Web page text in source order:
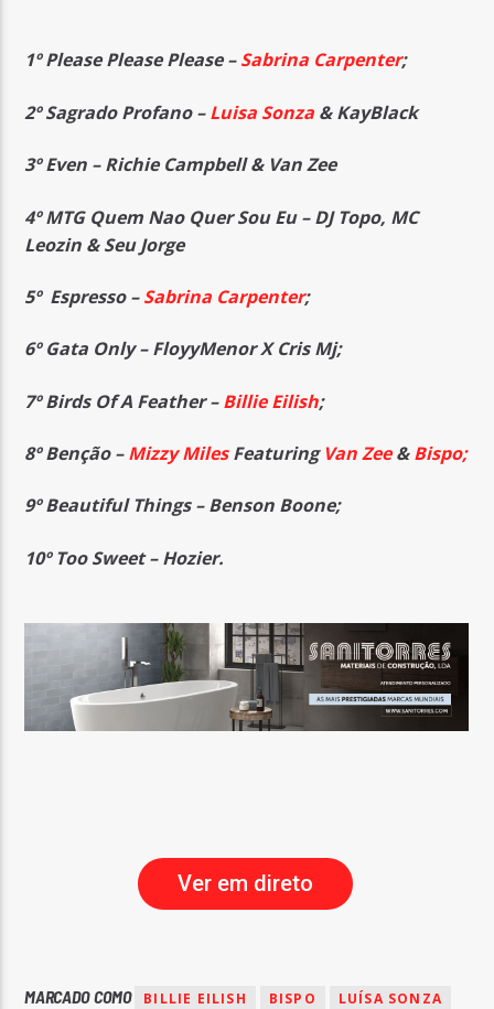
1º Please Please Please –Sabrina Carpenter;
2º Sagrado Profano –Luisa Sonza & KayBlack
3º Even –Richie Campbell & Van Zee
4º MTG Quem Nao Quer Sou Eu –DJ Topo, MC
Leozin & Seu Jorge
5º Espresso –Sabrina Carpenter;
6º Gata Only –FloyyMenor X Cris Mj;
7º Birds Of A Feather –Billie Eilish;
8º Benção –Mizzy MilesFeaturing Van Zee&Bispo;
9º Beautiful Things –Benson Boone;
10º Too Sweet –Hozier.
Ver em direto
MARCADO COMO BILLIE EILISH BISPO
LUÍSA SONZA